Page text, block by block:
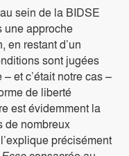
sein de la BIDSE
une approche
en restant d’un
sont jugées
et c’était notre cas –
de liberté
est évidemment la
de nombreux
précisément